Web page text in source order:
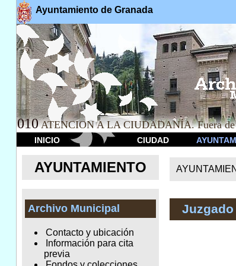
Ayuntamiento de Granada
010 ATENCION A LA CIUDADANÍA. Fuera de
INICIO CIUDAD
AYUNTAMIENTO
Archivo Municipal
Contacto y ubicación
Información para cita
previa